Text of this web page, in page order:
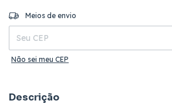
Entregas para o CEP:
Meios de envio
Não sei meu CEP
Descrição